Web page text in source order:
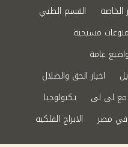
الخاصة
القسم الطبي
منوعات مسيحية
عامة
اخبار الحق والضلال
مع لى لى
تكنولوجيا
في مصر
الابراج الفلكية